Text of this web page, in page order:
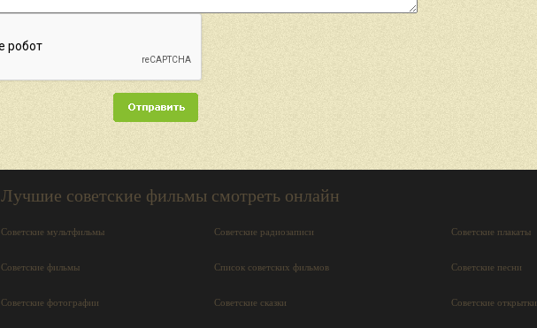
Лучшие советские фильмы смотреть онлайн
Советские мультфильмы
Советские фильмы
Советские фотографии
Советские радиозаписи
Список советских фильмов
Советские сказки
Советские плакаты
Советские песни
Советские открытки